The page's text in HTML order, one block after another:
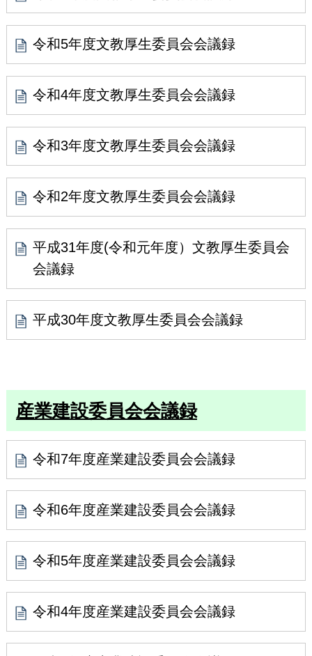
令和5年度文教厚生委員会会議録
令和4年度文教厚生委員会会議録
令和3年度文教厚生委員会会議録
令和2年度文教厚生委員会会議録
平成31年度(令和元年度）文教厚生委員会
会議録
平成30年度文教厚生委員会会議録
産業建設委員会会議録
令和7年度産業建設委員会会議録
令和6年度産業建設委員会会議録
令和5年度産業建設委員会会議録
令和4年度産業建設委員会会議録